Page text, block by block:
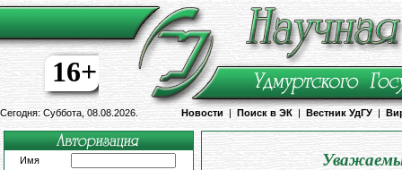
16+
Сегодня: Суббота, 08.08.2026. Новости | Поиск в ЭК | Вестник УдГУ |
Имя